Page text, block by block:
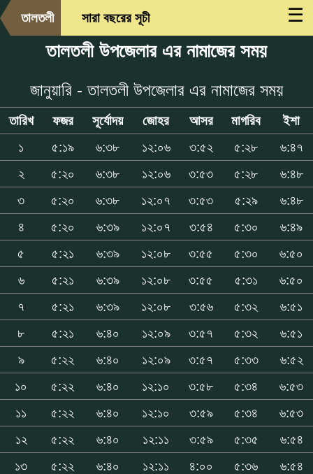
☰
তালতলী সারা বছরের সূচী
তালতলী উপজেলার এর নামাজের সময়
জানুয়ারি - তালতলী উপজেলার এর নামাজের সময়
তারিখ ফজর সূর্যোদয় জোহর আসর মাগরিব
ইশা
১
৫:১৯ ৬:৩৮ ১২:০৬ ৩:৫২ ৫:২৮
৬:৪৭
২
৫:২০ ৬:৩৮ ১২:০৬ ৩:৫৩ ৫:২৮
৬:৪৮
৩
৫:২০ ৬:৩৮ ১২:০৭ ৩:৫৩ ৫:২৯
৬:৪৮
৪
৫:২০ ৬:৩৯ ১২:০৭ ৩:৫৪ ৫:৩০
৬:৪৯
৫
৫:২১ ৬:৩৯ ১২:০৮ ৩:৫৫ ৫:৩০
৬:৫০
৬
৫:২১ ৬:৩৯ ১২:০৮ ৩:৫৫ ৫:৩১
৬:৫০
৭
৫:২১ ৬:৩৯ ১২:০৮ ৩:৫৬ ৫:৩২
৬:৫১
৮
৫:২১ ৬:৪০ ১২:০৯ ৩:৫৭ ৫:৩২
৬:৫১
৯
৫:২২ ৬:৪০ ১২:০৯ ৩:৫৭ ৫:৩৩
৬:৫২
১০
৫:২২ ৬:৪০ ১২:১০ ৩:৫৮ ৫:৩৪
৬:৫৩
১১
৫:২২ ৬:৪০ ১২:১০ ৩:৫৯ ৫:৩৪
৬:৫৩
১২
৫:২২ ৬:৪০ ১২:১১ ৩:৫৯ ৫:৩৫
৬:৫৪
১৩
৫:২২ ৬:৪০ ১২:১১ ৪:০০ ৫:৩৬
৬:৫৪